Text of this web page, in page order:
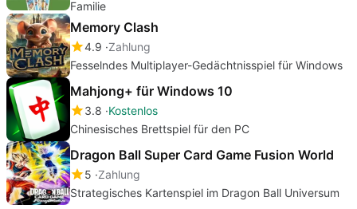
Familie
Memory Clash
4.9 Zahlung
Fesselndes Multiplayer-Gedächtnisspiel für Windows
Mahjong+ für Windows 10
3.8 Kostenlos
Chinesisches Brettspiel für den PC
Dragon Ball Super Card Game Fusion World
5 Zahlung
Strategisches Kartenspiel im Dragon Ball Universum